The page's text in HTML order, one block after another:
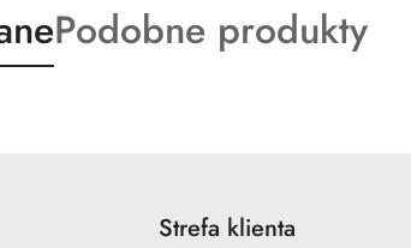
Produkty
o
Podobne produkty
Strefa klienta